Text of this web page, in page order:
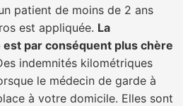
patient de moins de 2 ans
est appliquée. La
par conséquent plus chère
indemnités kilométriques
le médecin de garde à
à votre domicile. Elles sont